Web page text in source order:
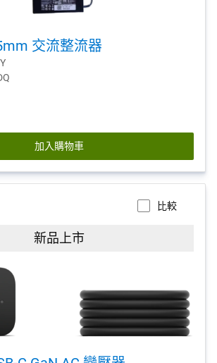
交流整流器
加入購物車
比較
新品上市